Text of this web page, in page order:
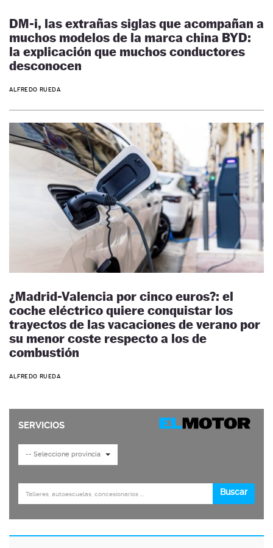
DM-i, las extrañas siglas que acompañan a
muchos modelos de la marca china BYD:
la explicación que muchos conductores
desconocen
ALFREDO RUEDA
¿Madrid-Valencia por cinco euros?: el
coche eléctrico quiere conquistar los
trayectos de las vacaciones de verano por
su menor coste respecto a los de
combustión
ALFREDO RUEDA